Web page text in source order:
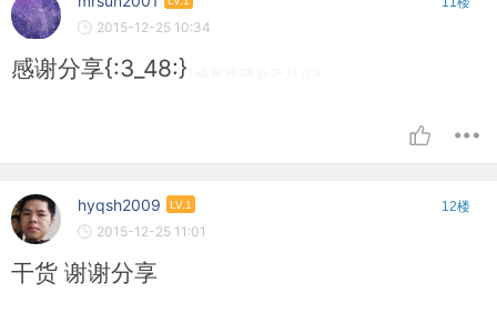
2015-12-25 10:34
感谢分享{:3_48:}
hyqsh2009 LV.1 12楼
2015-12-25 11:01
干货 谢谢分享